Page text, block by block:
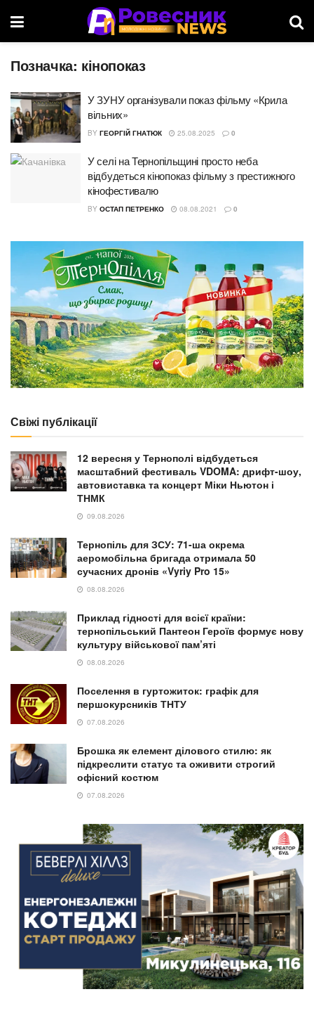
Позначка: кінопоказ
У ЗУНУ організували показ фільму «Крила
вільних»
BY ГЕОРГІЙ ГНАТЮК 25.08.2025 0
У селі на Тернопільщині просто неба
відбудеться кінопоказ фільму з престижного
кінофестивалю
BY ОСТАП ПЕТРЕНКО 08.08.2021 0
Свіжі публікації
12 вересня у Тернополі відбудеться
масштабний фестиваль VDOMA: дрифт-шоу,
автовиставка та концерт Міки Ньютон і
ТНМК
09.08.2026
Тернопіль для ЗСУ: 71-ша окрема
аеромобільна бригада отримала 50
сучасних дронів «Vyriy Pro 15»
08.08.2026
Приклад гідності для всієї країни:
тернопільський Пантеон Героїв формує нову
культуру військової пам’яті
08.08.2026
Поселення в гуртожиток: графік для
першокурсників ТНТУ
07.08.2026
Брошка як елемент ділового стилю: як
підкреслити статус та оживити строгий
офісний костюм
07.08.2026